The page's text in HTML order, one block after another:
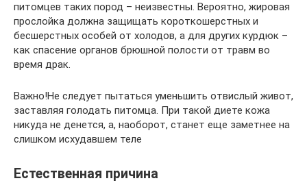
питомцев таких пород – неизвестны. Вероятно, жировая
прослойка должна защищать короткошерстных и
бесшерстных особей от холодов, а для других курдюк –
как спасение органов брюшной полости от травм во
время драк.
Важно!Не следует пытаться уменьшить отвислый живот,
заставляя голодать питомца. При такой диете кожа
никуда не денется, а, наоборот, станет еще заметнее на
слишком исхудавшем теле
Естественная причина